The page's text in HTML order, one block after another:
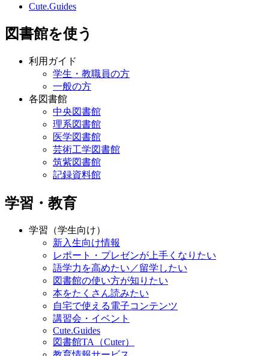
Cute.Guides
図書館を使う
利用ガイド
学生・教職員の方
一般の方
各図書館
中央図書館
理系図書館
医学図書館
芸術工学図書館
筑紫図書館
記録資料館
学習・教育
学習（学生向け）
新入生向け情報
レポート・プレゼンが上手くなりたい
語学力を高めたい／留学したい
図書館の使い方が知りたい
本をたくさん読みたい
自宅で使える電子コンテンツ
講習会・イベント
Cute.Guides
図書館TA（Cuter）